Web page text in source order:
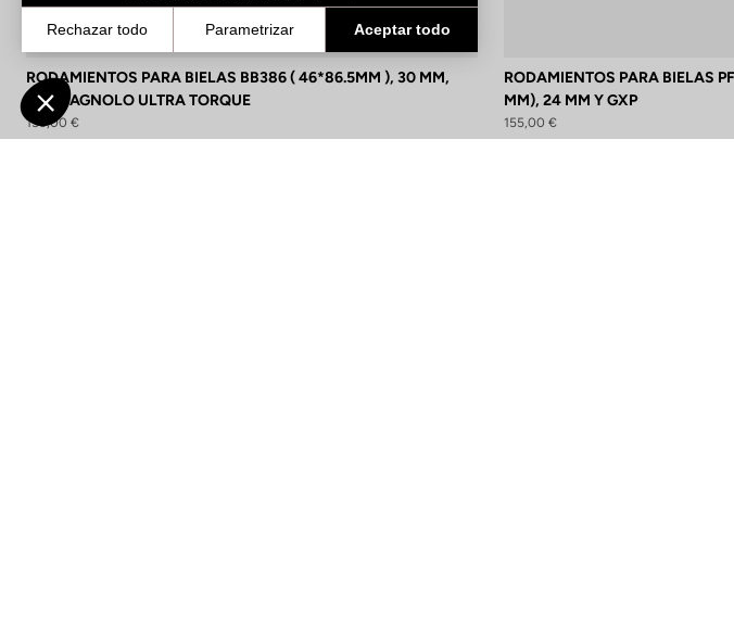
RODAMIENTOS PARA BIELAS BB386 ( 46*86.5MM ), 30 MM,
CAMPAGNOLO ULTRA TORQUE
155,00 €
RODAMIENTOS PARA BIELAS
MM), 24 MM Y GXP
155,00 €
Rechazar todo Parametrizar
Aceptar todo
Nuestra plataforma te permite personalizar y gestionar tus ajustes de privacidad, garantizando el